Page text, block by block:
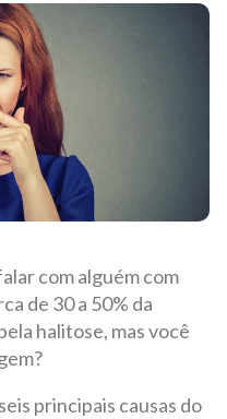
com alguém com
de 30 a 50% da
halitose, mas você
principais causas do